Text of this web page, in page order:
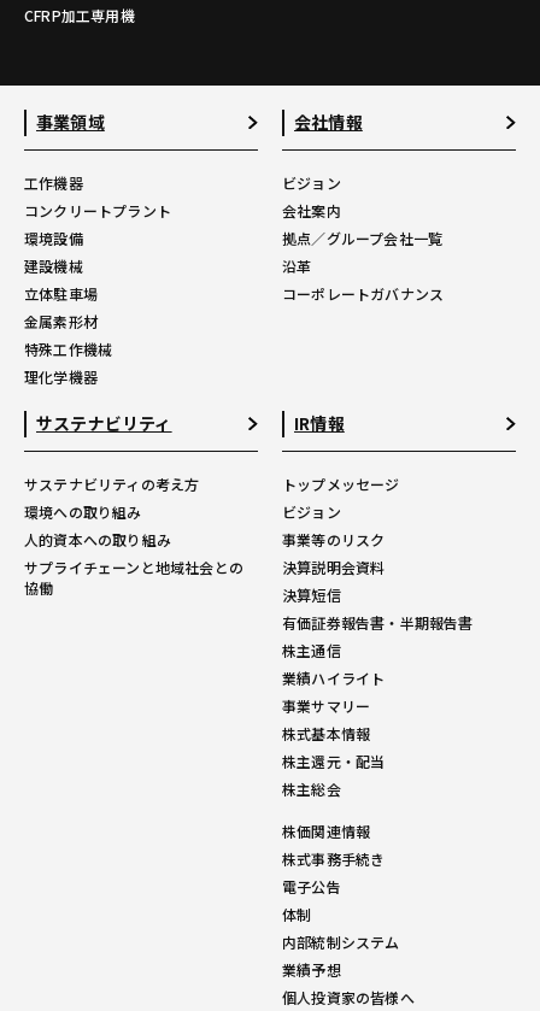
CFRP加工専用機
事業領域
工作機器
コンクリートプラント
環境設備
建設機械
立体駐車場
金属素形材
特殊工作機械
理化学機器
会社情報
ビジョン
会社案内
拠点／グループ会社一覧
沿革
コーポレートガバナンス
サステナビリティ
サステナビリティの考え方
環境への取り組み
人的資本への取り組み
サプライチェーンと地域社会との
協働
IR情報
トップメッセージ
ビジョン
事業等のリスク
決算説明会資料
決算短信
有価証券報告書・半期報告書
株主通信
業績ハイライト
事業サマリー
株式基本情報
株主還元・配当
株主総会
株価関連情報
株式事務手続き
電子公告
体制
内部統制システム
業績予想
個人投資家の皆様へ